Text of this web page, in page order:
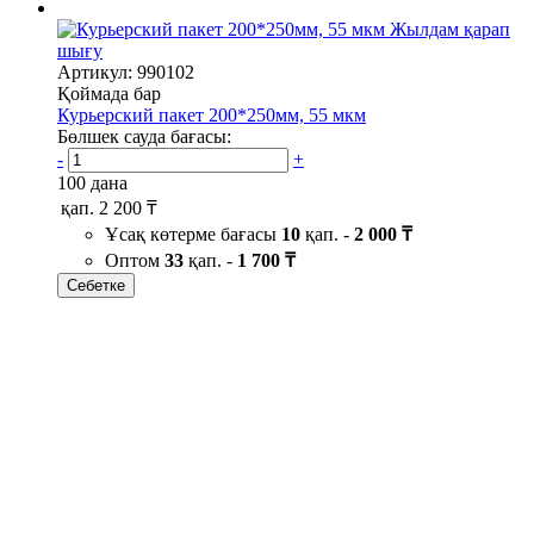
Жылдам қарап
шығу
Артикул: 990102
Қоймада бар
Курьерский пакет 200*250мм, 55 мкм
Бөлшек сауда бағасы:
-
+
100 дана
қап. 2 200 ₸
Ұсақ көтерме бағасы 10 қап. - 2 000 ₸
Оптом 33 қап. - 1 700 ₸
Себетке